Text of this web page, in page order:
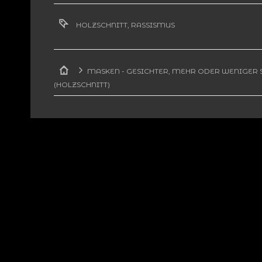
HOLZSCHNITT, RASSISMUS
MASKEN - GESICHTER, MEHR ODER WENIGER
(HOLZSCHNITT)